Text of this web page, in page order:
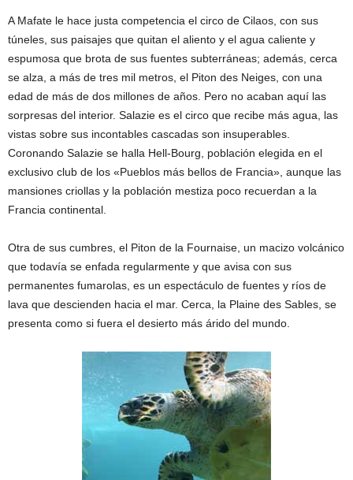
A Mafate le hace justa competencia el circo de Cilaos, con sus
túneles, sus paisajes que quitan el aliento y el agua caliente y
espumosa que brota de sus fuentes subterráneas; además, cerca
se alza, a más de tres mil metros, el Piton des Neiges, con una
edad de más de dos millones de años. Pero no acaban aquí las
sorpresas del interior. Salazie es el circo que recibe más agua, las
vistas sobre sus incontables cascadas son insuperables.
Coronando Salazie se halla Hell-Bourg, población elegida en el
exclusivo club de los «Pueblos más bellos de Francia», aunque las
mansiones criollas y la población mestiza poco recuerdan a la
Francia continental.
Otra de sus cumbres, el Piton de la Fournaise, un macizo volcánico
que todavía se enfada regularmente y que avisa con sus
permanentes fumarolas, es un espectáculo de fuentes y ríos de
lava que descienden hacia el mar. Cerca, la Plaine des Sables, se
presenta como si fuera el desierto más árido del mundo.